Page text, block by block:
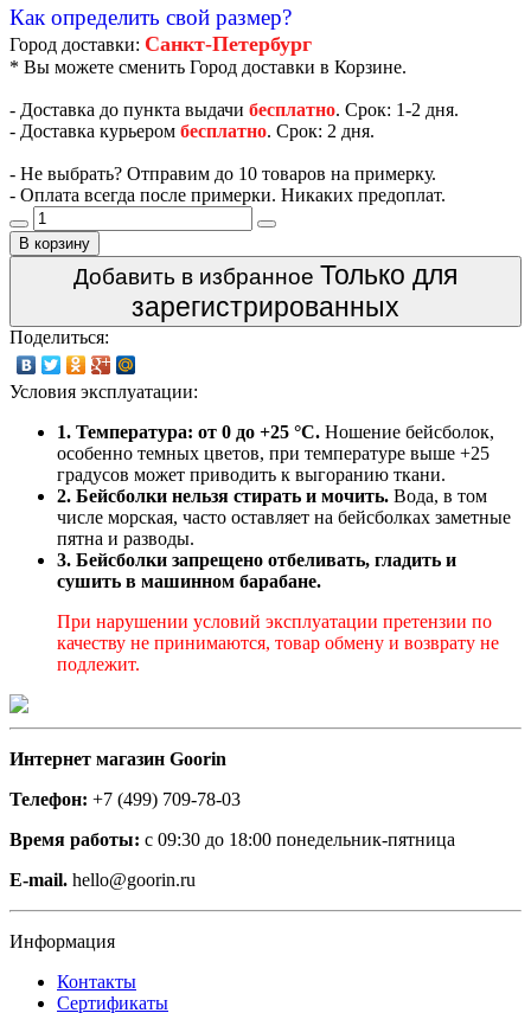
Как определить свой размер?
Город доставки: Санкт-Петербург
* Вы можете сменить Город доставки в Корзине.
- Доставка до пункта выдачи бесплатно. Срок: 1-2 дня.
- Доставка курьером бесплатно. Срок: 2 дня.
- Не выбрать? Отправим до 10 товаров на примерку.
- Оплата всегда после примерки. Никаких предоплат.
В корзину
Добавить в избранное Только для
зарегистрированных
Поделиться:
Условия эксплуатации:
1. Температура: от 0 до +25 °C. Ношение бейсболок,
особенно темных цветов, при температуре выше +25
градусов может приводить к выгоранию ткани.
2. Бейсболки нельзя стирать и мочить. Вода, в том
числе морская, часто оставляет на бейсболках заметные
пятна и разводы.
3. Бейсболки запрещено отбеливать, гладить и
сушить в машинном барабане.
При нарушении условий эксплуатации претензии по
качеству не принимаются, товар обмену и возврату не
подлежит.
Интернет магазин Goorin
Телефон: +7 (499) 709-78-03
Время работы: с 09:30 до 18:00 понедельник-пятница
E-mail. hello@goorin.ru
Информация
Контакты
Сертификаты